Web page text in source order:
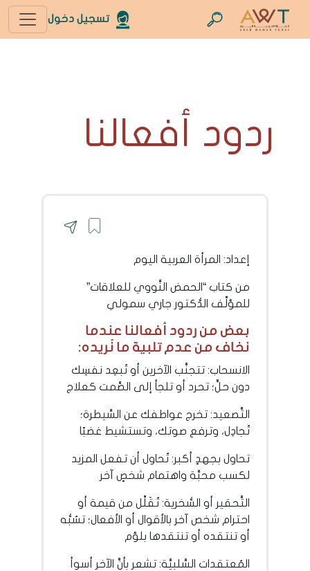
تسجيل دخول
ردود أفعالنا
إعداد: المرأة العربية اليوم
من كتاب “الحمض النَّووي للعلاقات”
للمؤلِّف الدُّكتور جاري سمولي
بعض من ردود أفعالنا عندما
نخاف من عدم تلبية ما نُريده:
الانسحاب: تتجنَّب الآخرين أو تُبعِد نفسِك
دون حلٍّ؛ تحرد أو تلجأ إلى الصَّمت كعلاج
التَّصعيد: تخرج عواطفك عن السَّيطرة؛
تُجادِل، وترفع صوتك، وتستشيط غضبًا
تحاول بجهدٍ أكبر: تُحاول أن تفعل المزيد
لكسب محبَّة واهتمام شخصٍ آخر
التَّحقير أو السُّخرية: تُقَلِّل من قيمة أو
احترام شخص آخر بالأقوال أو الأفعال؛ تسُبُّه
أو تنتقده أو تنتقدها بلؤم
المُعتقدات السَّلبيَّة: تشعر بأنَّ الآخر أسوأ